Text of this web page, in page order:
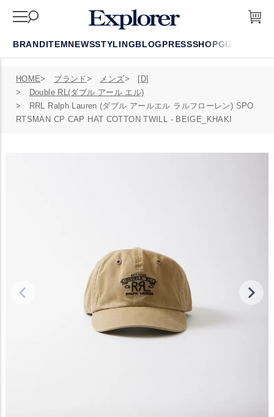
BRANDITEMNEWSSTYLINGBLOGPRESSSHOPGUIDE
HOME ブランド メンズ
[D]
Double RL(ダブル アール エル)
RRL Ralph Lauren (ダブル アールエル ラルフローレン) SPO
RTSMAN CP CAP HAT COTTON TWILL - BEIGE_KHAKI